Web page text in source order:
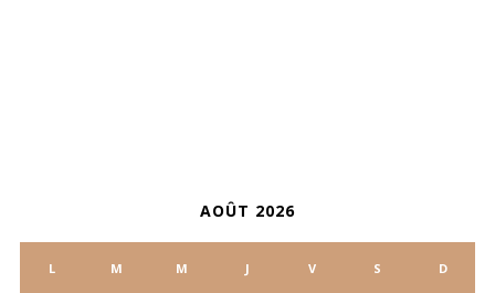
AOÛT 2026
L M M J V S D